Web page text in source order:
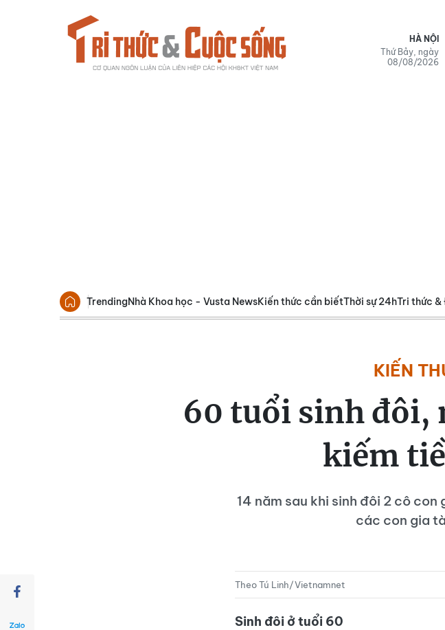
HÀ NỘI
Thứ Bảy, ngày
08/08/2026
TrendingNhà Khoa học - Vusta NewsKiến thức cần biếtThời sự 24hTri thức &
KIẾN
60 tuổi sinh đôi,
kiếm
14 năm sau khi sinh đôi 2 cô
các con gia
Theo Tú Linh/Vietnamnet
Sinh đôi ở tuổi 60